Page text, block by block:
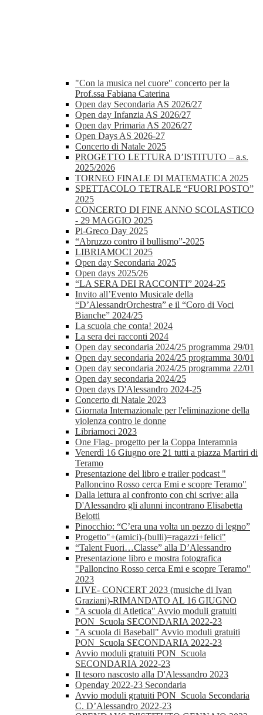
"Con la musica nel cuore" concerto per la
Prof.ssa Fabiana Caterina
Open day Secondaria AS 2026/27
Open day Infanzia AS 2026/27
Open day Primaria AS 2026/27
Open Days AS 2026-27
Concerto di Natale 2025
PROGETTO LETTURA D’ISTITUTO – a.s.
2025/2026
TORNEO FINALE DI MATEMATICA 2025
SPETTACOLO TETRALE “FUORI POSTO”
2025
CONCERTO DI FINE ANNO SCOLASTICO
- 29 MAGGIO 2025
Pi-Greco Day 2025
“Abruzzo contro il bullismo”-2025
LIBRIAMOCI 2025
Open day Secondaria 2025
Open days 2025/26
“LA SERA DEI RACCONTI” 2024-25
Invito all’Evento Musicale della
“D’AlessandrOrchestra” e il “Coro di Voci
Bianche” 2024/25
La scuola che conta! 2024
La sera dei racconti 2024
Open day secondaria 2024/25 programma 29/01
Open day secondaria 2024/25 programma 30/01
Open day secondaria 2024/25 programma 22/01
Open day secondaria 2024/25
Open days D'Alessandro 2024-25
Concerto di Natale 2023
Giornata Internazionale per l'eliminazione della
violenza contro le donne
Libriamoci 2023
One Flag- progetto per la Coppa Interamnia
Venerdì 16 Giugno ore 21 tutti a piazza Martiri di
Teramo
Presentazione del libro e trailer podcast "
Palloncino Rosso cerca Emi e scopre Teramo"
Dalla lettura al confronto con chi scrive: alla
D'Alessandro gli alunni incontrano Elisabetta
Belotti
Pinocchio: “C’era una volta un pezzo di legno”
Progetto"+(amici)-(bulli)=ragazzi+felici"
“Talent Fuori…Classe” alla D’Alessandro
Presentazione libro e mostra fotografica
"Palloncino Rosso cerca Emi e scopre Teramo"
2023
LIVE- CONCERT 2023 (musiche di Ivan
Graziani)-RIMANDATO AL 16 GIUGNO
"A scuola di Atletica" Avvio moduli gratuiti
PON_Scuola SECONDARIA 2022-23
"A scuola di Baseball" Avvio moduli gratuiti
PON_Scuola SECONDARIA 2022-23
Avvio moduli gratuiti PON_Scuola
SECONDARIA 2022-23
Il tesoro nascosto alla D'Alessandro 2023
Openday 2022-23 Secondaria
Avvio moduli gratuiti PON_Scuola Secondaria
C. D’Alessandro 2022-23